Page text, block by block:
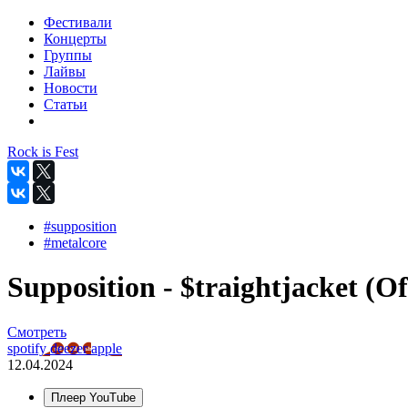
Фестивали
Концерты
Группы
Лайвы
Новости
Статьи
Rock is Fest
#supposition
#metalcore
Supposition - $traightjacket
Смотреть
spotifydeezerapple
12.04.2024
Плеер YouTube